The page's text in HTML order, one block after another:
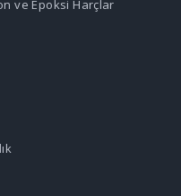
ve Epoksi Harçlar